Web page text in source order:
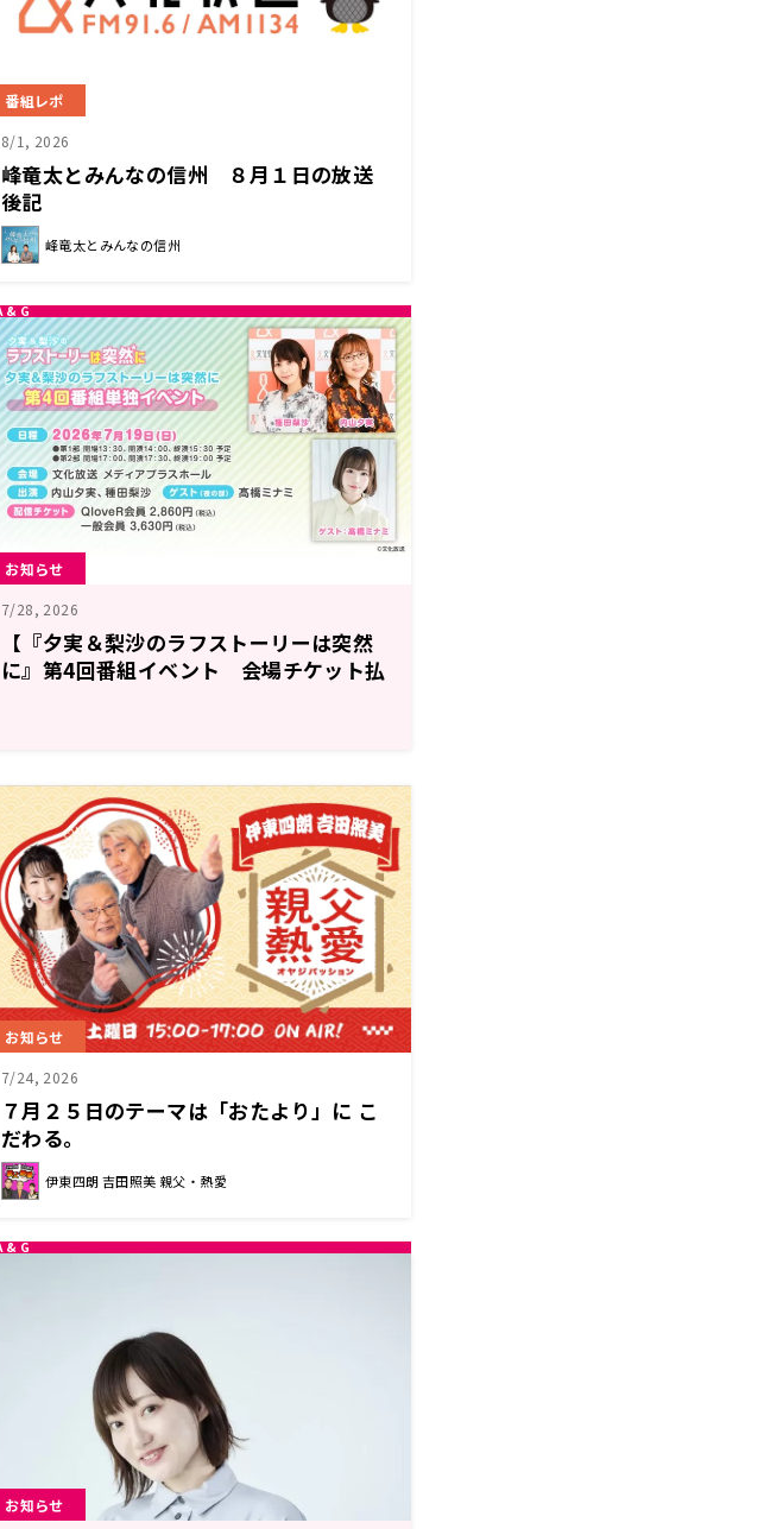
番組レポ
8/1, 2026
峰竜太とみんなの信州 ８月１日の放送
後記
峰竜太とみんなの信州
お知らせ
7/28, 2026
【『夕実＆梨沙のラフストーリーは突然
に』第4回番組イベント 会場チケット払
お知らせ
7/24, 2026
７月２５日のテーマは「おたより」に こ
だわる。
伊東四朗 吉田照美 親父・熱愛
お知らせ